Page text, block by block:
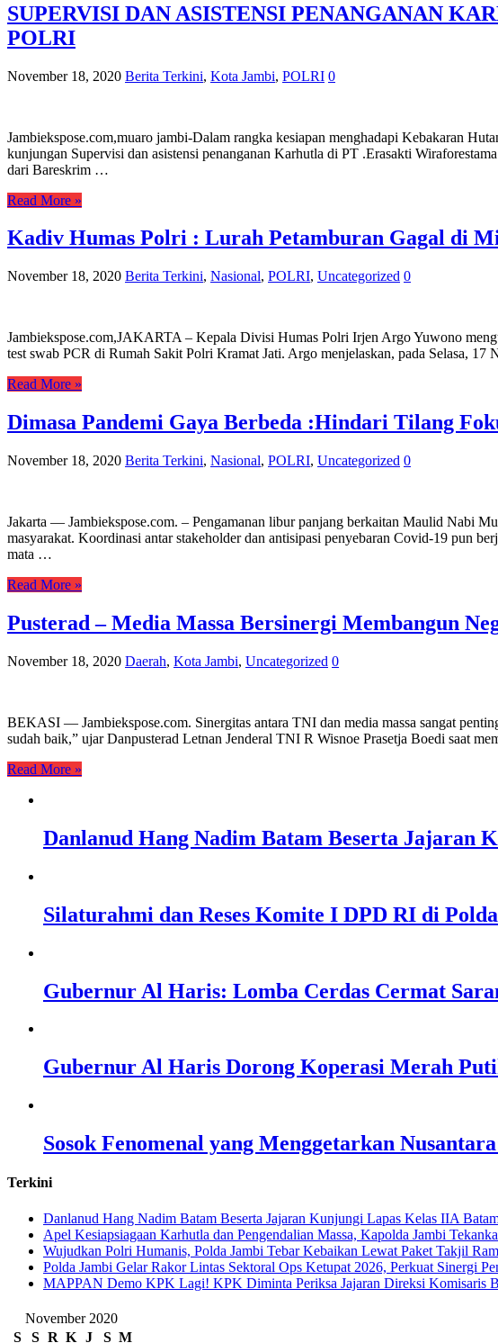
SUPERVISI DAN ASISTENSI PENANGANAN
POLRI
November 18, 2020 Berita Terkini, Kota Jambi, POLRI 0
Jambiekspose.com,muaro jambi-Dalam rangka kesiapan menghadapi Kebakaran
kunjungan Supervisi dan asistensi penanganan Karhutla di PT .Erasakti
dari Bareskrim …
Read More »
Kadiv Humas Polri : Lurah Petamburan Gagal di
November 18, 2020 Berita Terkini, Nasional, POLRI, Uncategorized 0
Jambiekspose.com,JAKARTA – Kepala Divisi Humas Polri Irjen Argo Yuwono
test swab PCR di Rumah Sakit Polri Kramat Jati. Argo menjelaskan, pada Selasa,
Read More »
Dimasa Pandemi Gaya Berbeda :Hindari Tilang
November 18, 2020 Berita Terkini, Nasional, POLRI, Uncategorized 0
Jakarta — Jambiekspose.com. – Pengamanan libur panjang berkaitan Maulid Nabi
masyarakat. Koordinasi antar stakeholder dan antisipasi penyebaran Covid-19 pun
mata …
Read More »
Pusterad – Media Massa Bersinergi Membangun
November 18, 2020 Daerah, Kota Jambi, Uncategorized 0
BEKASI — Jambiekspose.com. Sinergitas antara TNI dan media massa sangat
sudah baik,” ujar Danpusterad Letnan Jenderal TNI R Wisnoe Prasetja Boedi saat
Read More »
Danlanud Hang Nadim Batam Beserta Jajaran
Silaturahmi dan Reses Komite I DPD RI di
Gubernur Al Haris: Lomba Cerdas Cermat
Gubernur Al Haris Dorong Koperasi Merah
Sosok Fenomenal yang Menggetarkan
Terkini
Danlanud Hang Nadim Batam Beserta Jajaran Kunjungi Lapas Kelas IIA
Apel Kesiapsiagaan Karhutla dan Pengendalian Massa, Kapolda Jambi
Wujudkan Polri Humanis, Polda Jambi Tebar Kebaikan Lewat Paket Takjil
Polda Jambi Gelar Rakor Lintas Sektoral Ops Ketupat 2026, Perkuat Sinergi
‎MAPPAN Demo KPK Lagi! KPK Diminta Periksa Jajaran Direksi Komisaris
November 2020
S
S R K J S M